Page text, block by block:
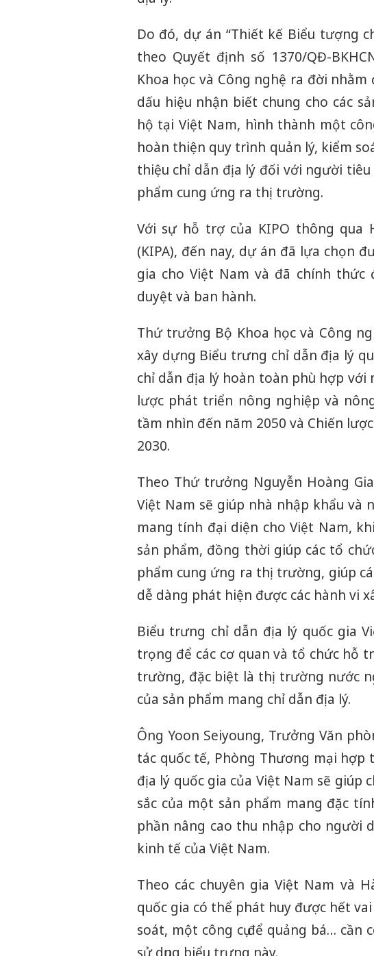
Do đó, dự án “Thiết kế Biểu tượng
theo Quyết định số 1370/QĐ-
Khoa học và Công nghệ ra đời
dấu hiệu nhận biết chung cho các
hộ tại Việt Nam, hình thành một
hoàn thiện quy trình quản lý, kiểm
thiệu chỉ dẫn địa lý đối với người
phẩm cung ứng ra thị trường.
Với sự hỗ trợ của KIPO thông qua
(KIPA), đến nay, dự án đã lựa chọn
gia cho Việt Nam và đã chính thức
duyệt và ban hành.
Thứ trưởng Bộ Khoa học và Công
xây dựng Biểu trưng chỉ dẫn địa lý
chỉ dẫn địa lý hoàn toàn phù hợp với
lược phát triển nông nghiệp và
tầm nhìn đến năm 2050 và Chiến
2030.
Theo Thứ trưởng Nguyễn Hoàng
Việt Nam sẽ giúp nhà nhập khẩu và
mang tính đại diện cho Việt Nam,
sản phẩm, đồng thời giúp các tổ
phẩm cung ứng ra thị trường, giúp
dễ dàng phát hiện được các hành vi
Biểu trưng chỉ dẫn địa lý quốc gia
trọng để các cơ quan và tổ chức hỗ
trường, đặc biệt là thị trường nước
của sản phẩm mang chỉ dẫn địa lý.
Ông Yoon Seiyoung, Trưởng Văn
tác quốc tế, Phòng Thương mại hợp
địa lý quốc gia của Việt Nam sẽ
sắc của một sản phẩm mang đặc
phần nâng cao thu nhập cho
kinh tế của Việt Nam.
Theo các chuyên gia Việt Nam và
quốc gia có thể phát huy được hết
soát, một công cụ để quảng bá… cần